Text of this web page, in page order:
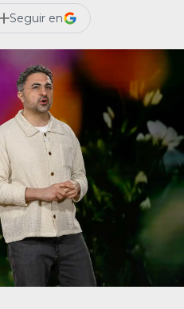
Seguir en